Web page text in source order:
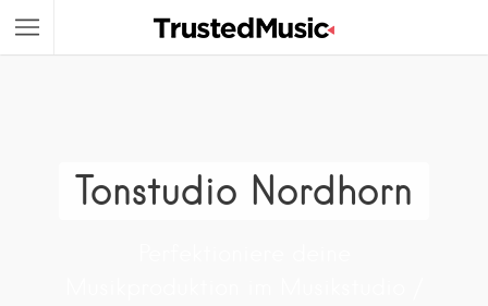
Tonstudio Nordhorn